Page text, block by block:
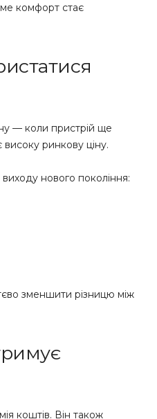
комфорт стає
— коли пристрій ще
високу ринкову ціну.
нового покоління:
зменшити різницю між
коштів. Він також